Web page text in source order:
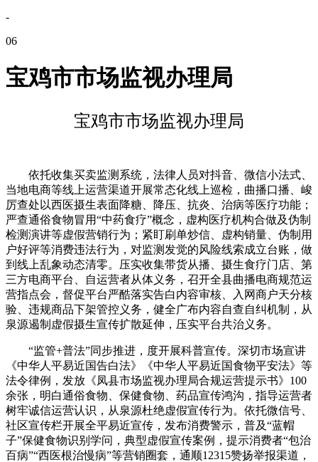
-
06
宝鸡市市场监视办理局
宝鸡市市场监视办理局
依托收集买卖监测系统，法律人员对抖音、微信小法式、
当地电商等线上运营渠道开展常态化线上巡检，曲播口播、峻
厉查处以西医摄生表面降糖、降压、抗炎、治病等医疗功能；
严查通俗食物冒用“中药食疗”概念，虚构医疗机构合做及伪制
检测演讲等虚假营销行为；紧盯刷单炒信、虚构销量、伪制用
户好评等消费违法行为，对监测发觉的风险线索成立台账，做
到线上乱象动态清零。压实收集带货从播、摄生食疗门店、第
三方电商平台、自运营者从体义务，召开全县曲播电商规范运
营指点会，督促平台严酷落实告白内容审核、入网商户天分核
验、违规商品下架管控义务，健全广布内容自查自纠机制，从
泉源遏制虚假摄生宣传扩散延伸，压实平台共治义务。
“监管+普法”同步推进，度开展科普宣传。深切市场宣讲
《中华人平易近国告白法》《中华人平易近国食物平安法》等
法令律例，发放《凤县市场监视办理局合规运营提示书》100
余张，明白通俗食物、保健食物、药品宣传鸿沟，指导运营者
树牢诚信运营认识，从泉源杜绝虚假宣传行为。依托微信号、
社区宣传栏开展全平易近宣传，发布消费警示，普及“蓝帽
子”保健食物识别学问，典型虚假宣传案例，提示消费者“包治
百病”“西医根治慢病”等营销圈套，通顺12315赞扬举报渠道，